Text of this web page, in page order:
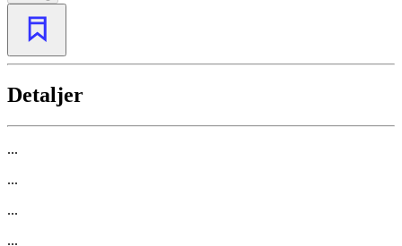
Detaljer
...
...
...
...